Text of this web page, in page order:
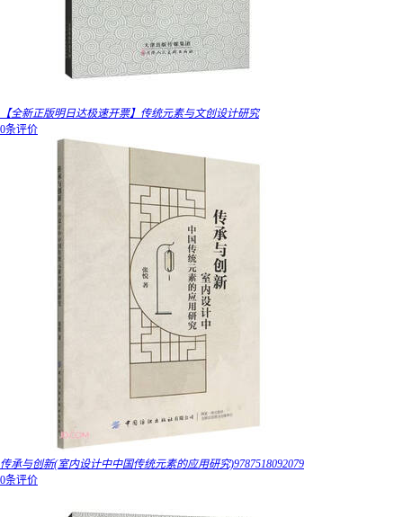
【全新正版明日达极速开票】传统元素与文创设计研究
0条评价
传承与创新(室内设计中中国传统元素的应用研究)9787518092079
0条评价